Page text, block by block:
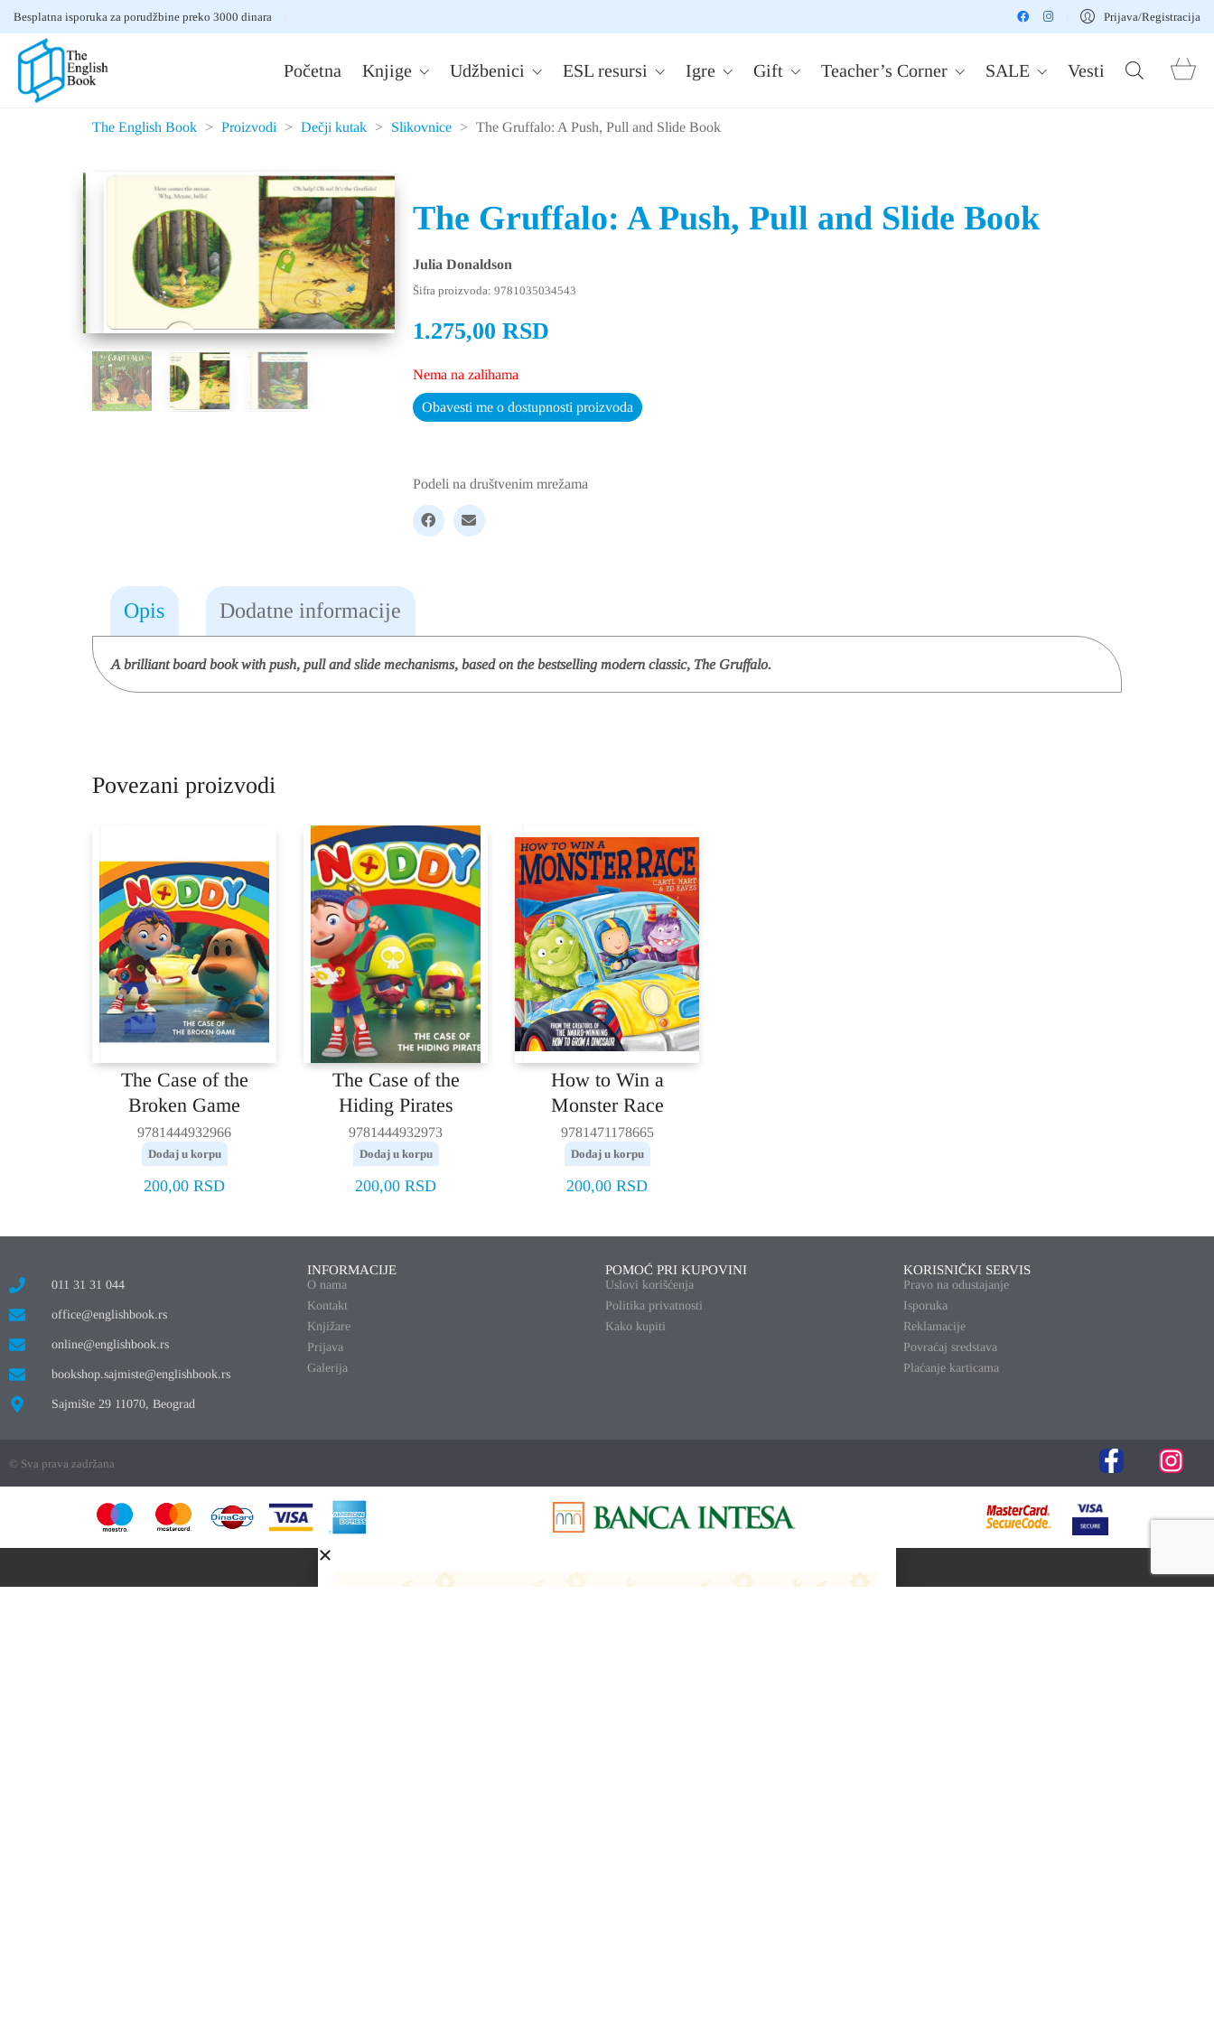
Besplatna isporuka za porudžbine preko 3000 dinara Prijava/Registracija
Početna Knjige Udžbenici ESL resursi Igre Gift Teacher’s Corner SALE Vesti
The English Book > Proizvodi > Dečji kutak > Slikovnice > The Gruffalo: A Push, Pull and Slide Book
The Gruffalo: A Push, Pull and Slide Book
Julia Donaldson
Šifra proizvoda: 9781035034543
1.275,00 RSD
Nema na zalihama
Obavesti me o dostupnosti proizvoda
Podeli na društvenim mrežama
Opis Dodatne informacije
A brilliant board book with push, pull and slide mechanisms, based on the bestselling modern classic, The Gruffalo.
Povezani proizvodi
The Case of the
Broken Game
9781444932966
Dodaj u korpu
200,00 RSD
The Case of the
Hiding Pirates
9781444932973
Dodaj u korpu
200,00 RSD
How to Win a
Monster Race
9781471178665
Dodaj u korpu
200,00 RSD
011 31 31 044
office@englishbook.rs
online@englishbook.rs
bookshop.sajmiste@englishbook.rs
Sajmište 29 11070, Beograd
INFORMACIJE
O nama
Kontakt
Knjižare
Prijava
Galerija
POMOĆ PRI KUPOVINI
Uslovi korišćenja
Politika privatnosti
Kako kupiti
KORISNIČKI SERVIS
Pravo na odustajanje
Isporuka
Reklamacije
Povraćaj sredstava
Plaćanje karticama
© Sva prava zadržana